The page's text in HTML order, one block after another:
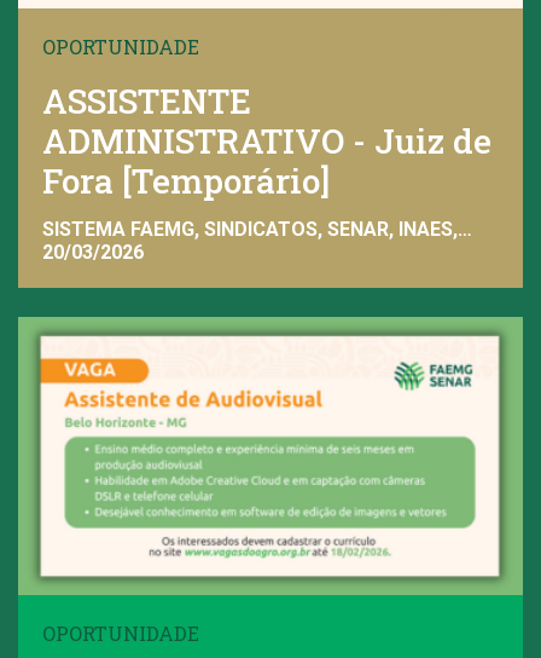
OPORTUNIDADE
ASSISTENTE
ADMINISTRATIVO - Juiz de
Fora [Temporário]
SISTEMA FAEMG, SINDICATOS, SENAR, INAES,
FAEMG
20/03/2026
OPORTUNIDADE